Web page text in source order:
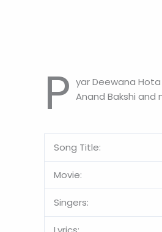
P yar Deewana Hota
Anand Bakshi and
Song Title:
Movie:
Singers: